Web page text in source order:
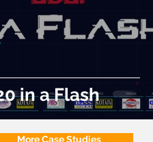
in a Flash
More Case Studies